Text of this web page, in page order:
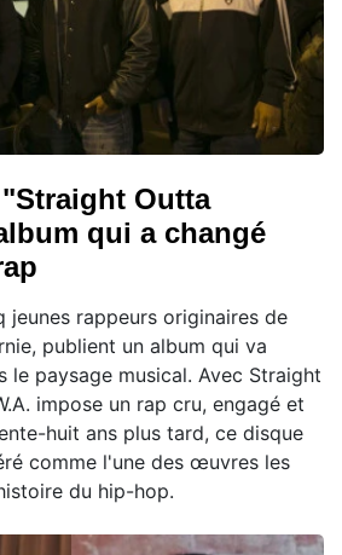
Outta
qui a changé
jeunes rappeurs originaires de
publient un album qui va
le paysage musical. Avec Straight
impose un rap cru, engagé et
huit ans plus tard, ce disque
comme l'une des œuvres les
du hip-hop.